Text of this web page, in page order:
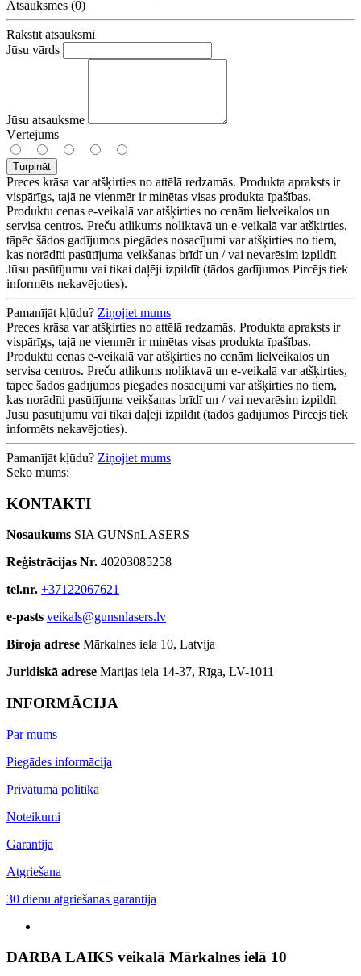
Atsauksmes (0)
Rakstīt atsauksmi
Jūsu vārds
Jūsu atsauksme
Vērtējums
Turpināt
Preces krāsa var atšķirties no attēlā redzamās. Produkta apraksts ir
vispārīgs, tajā ne vienmēr ir minētas visas produkta īpašības.
Produktu cenas e-veikalā var atšķirties no cenām lielveikalos un
servisa centros. Preču atlikums noliktavā un e-veikalā var atšķirties,
tāpēc šādos gadījumos piegādes nosacījumi var atšķirties no tiem,
kas norādīti pasūtījuma veikšanas brīdī un / vai nevarēsim izpildīt
Jūsu pasūtījumu vai tikai daļēji izpildīt (tādos gadījumos Pircējs tiek
informēts nekavējoties).
Pamanījāt kļūdu? Ziņojiet mums
Preces krāsa var atšķirties no attēlā redzamās. Produkta apraksts ir
vispārīgs, tajā ne vienmēr ir minētas visas produkta īpašības.
Produktu cenas e-veikalā var atšķirties no cenām lielveikalos un
servisa centros. Preču atlikums noliktavā un e-veikalā var atšķirties,
tāpēc šādos gadījumos piegādes nosacījumi var atšķirties no tiem,
kas norādīti pasūtījuma veikšanas brīdī un / vai nevarēsim izpildīt
Jūsu pasūtījumu vai tikai daļēji izpildīt (tādos gadījumos Pircējs tiek
informēts nekavējoties).
Pamanījāt kļūdu? Ziņojiet mums
Seko mums:
KONTAKTI
Nosaukums SIA GUNSnLASERS
Reģistrācijas Nr. 40203085258
tel.nr. +37122067621
e-pasts veikals@gunsnlasers.lv
Biroja adrese Mārkalnes iela 10, Latvija
Juridiskā adrese Marijas iela 14-37, Rīga, LV-1011
INFORMĀCIJA
Par mums
Piegādes informācija
Privātuma politika
Noteikumi
Garantija
Atgriešana
30 dienu atgriešanas garantija
DARBA LAIKS veikalā Mārkalnes ielā 10